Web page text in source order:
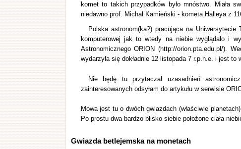
komet to takich przypadków było mnóstwo. Miała
niedawno prof. Michał Kamieński - kometa Halleya z
Polska astronom(ka?) pracująca na
komputerowej jak to wtedy na niebie wyglądało i
Astronomicznego ORION (http://orion.pta.edu.pl/).
wydarzyła się dokładnie 12 listopada 7 r.p.n.e. i jest to
Nie będę tu przytaczał uzasadnień
zainteresowanych odsyłam do artykułu w serwisie
Mowa jest tu o dwóch gwiazdach (właściwie
Po prostu dwa bardzo blisko siebie położone ciała
Gwiazda betlejemska na monetach